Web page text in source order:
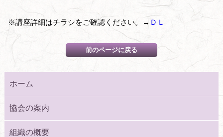
※講座詳細はチラシをご確認ください。→ ＤＬ
ホーム
協会の案内
組織の概要